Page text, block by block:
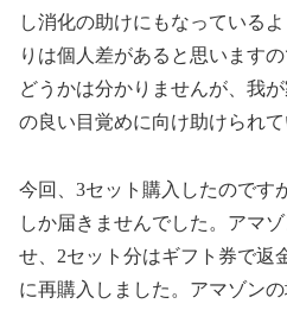
し消化の助けにもなっている
りは個人差があると思います
どうかは分かりませんが、我
の良い目覚めに向け助けられて
今回、3セット購入したのです
しか届きませんでした。アマ
せ、2セット分はギフト券で返
に再購入しました。アマゾン